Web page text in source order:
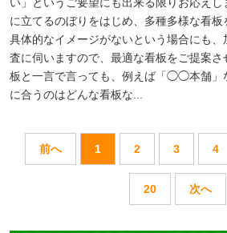
に立てるのぼりをはじめ、多種多様な看板
具体的なイメージがないという場合にも、
査に伺いますので、最適な看板をご提案
板と一言で言っても、例えば「◯◯本舗」
に合うのはどんな看板な...
前へ 1 2 3 4
20 次へ